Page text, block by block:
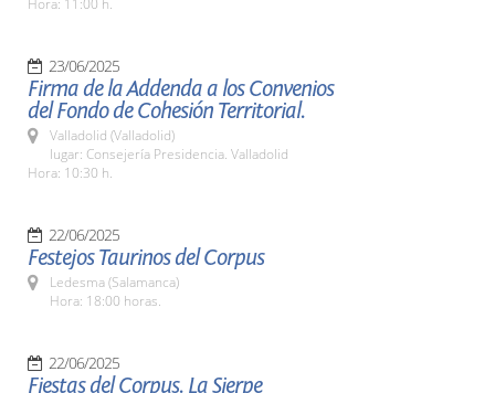
Hora: 11:00 h.
23/06/2025
Firma de la Addenda a los Convenios
del Fondo de Cohesión Territorial.
Valladolid (Valladolid)
lugar: Consejería Presidencia. Valladolid
Hora: 10:30 h.
22/06/2025
Festejos Taurinos del Corpus
Ledesma (Salamanca)
Hora: 18:00 horas.
22/06/2025
Fiestas del Corpus. La Sierpe